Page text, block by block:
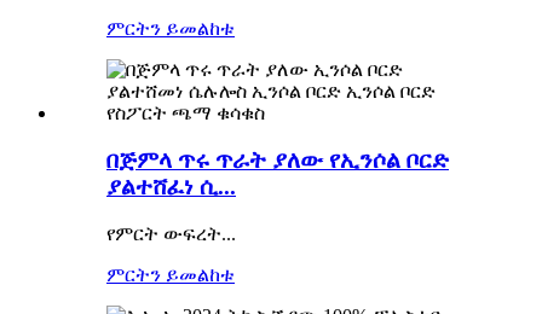
ምርትን ይመልከቱ
በጅምላ ጥሩ ጥራት ያለው የኢንሶል ቦርድ
ያልተሸፈነ ሲ...
የምርት ውፍረት...
ምርትን ይመልከቱ